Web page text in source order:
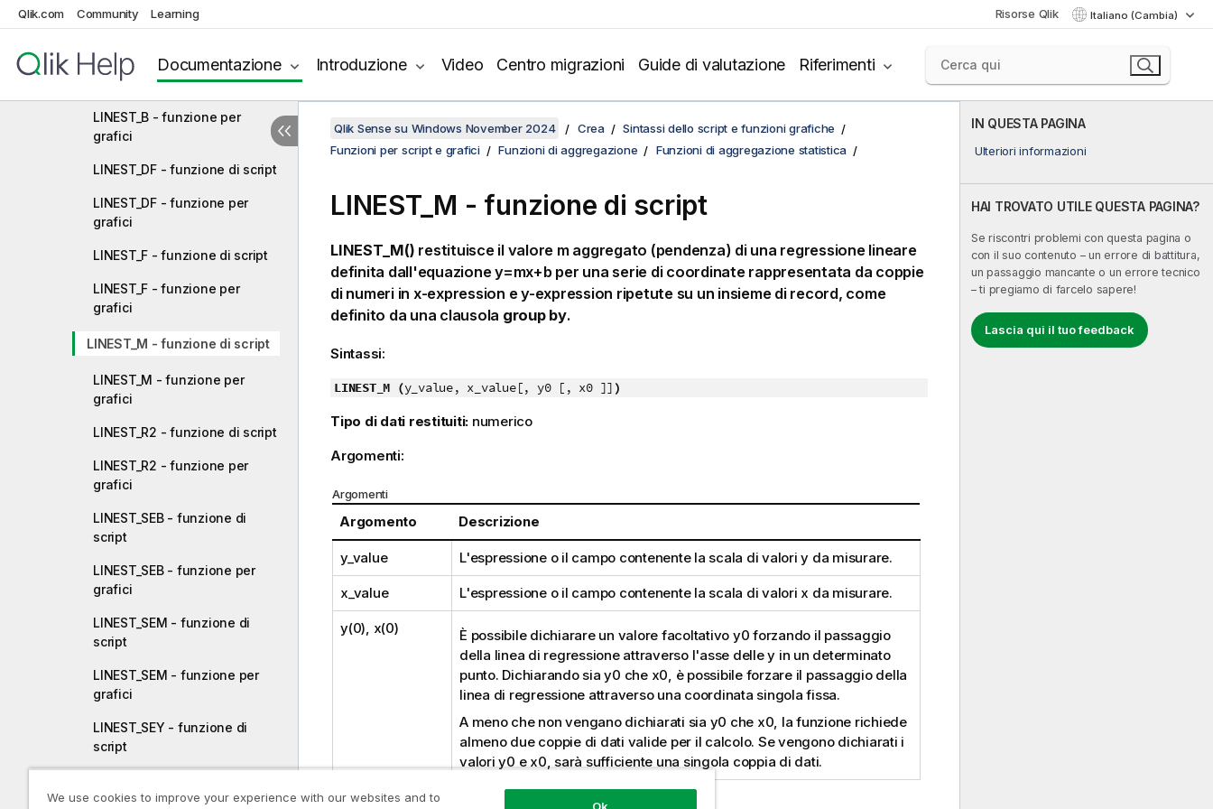
Qlik.com Community Learning Risorse Qlik Italiano (Cambia)
Documentazione Introduzione Video Centro migrazioni Guide di valutazione Riferimenti
Kurtosis - funzione di script
Kurtosis - funzione per grafici
LINEST_B - funzione di script
LINEST_B - funzione per
grafici
LINEST_DF - funzione di script
LINEST_DF - funzione per
grafici
LINEST_F - funzione di script
LINEST_F - funzione per
grafici
LINEST_M - funzione di script
LINEST_M - funzione per
grafici
LINEST_R2 - funzione di script
LINEST_R2 - funzione per
grafici
LINEST_SEB - funzione di
script
LINEST_SEB - funzione per
grafici
LINEST_SEM - funzione di
script
LINEST_SEM - funzione per
grafici
LINEST_SEY - funzione di
script
grafici
IN QUESTA PAGINA
Ulteriori informazioni
HAI TROVATO UTILE QUESTA PAGINA?
Se riscontri problemi con questa pagina o
con il suo contenuto – un errore di battitura,
un passaggio mancante o un errore tecnico
– ti pregiamo di farcelo sapere!
Lascia qui il tuo feedback
Qlik Sense su Windows November 2024 Crea
Sintassi dello script e funzioni grafiche
Funzioni per script e grafici
Funzioni di aggregazione Funzioni di aggregazione statistica
LINEST_M - funzione di script
LINEST_M() restituisce il valore m aggregato (pendenza) di una regressione lineare
definita dall'equazioney=mx+bper una serie di coordinate rappresentata da coppie
di numeri in x-expression ey-expression ripetute su un insieme di record, come
definito da una clausola group by.
Sintassi:
LINEST_M (y_value, x_value[, y0 [, x0 ]] )
Tipo di dati restituiti: numerico
Argomenti:
Argomenti
Argomento Descrizione
y_value L'espressione o il campo contenente la scala di valoriy da misurare.
x_value L'espressione o il campo contenente la scala di valori x da misurare.
y(0), x(0) È possibile dichiarare un valore facoltativo y0 forzando il passaggio
della linea di regressione attraverso l'asse delle y in un determinato
punto. Dichiarando siay0 che x0, è possibile forzare il passaggio della
linea di regressione attraverso una coordinata singola fissa.
A meno che non vengano dichiarati sia y0 che x0, la funzione richiede
almeno due coppie di dati valide per il calcolo. Se vengono dichiarati i
valoriy0 e x0, sarà sufficiente una singola coppia di dati.
We use cookies to improve your experience with our websites and to